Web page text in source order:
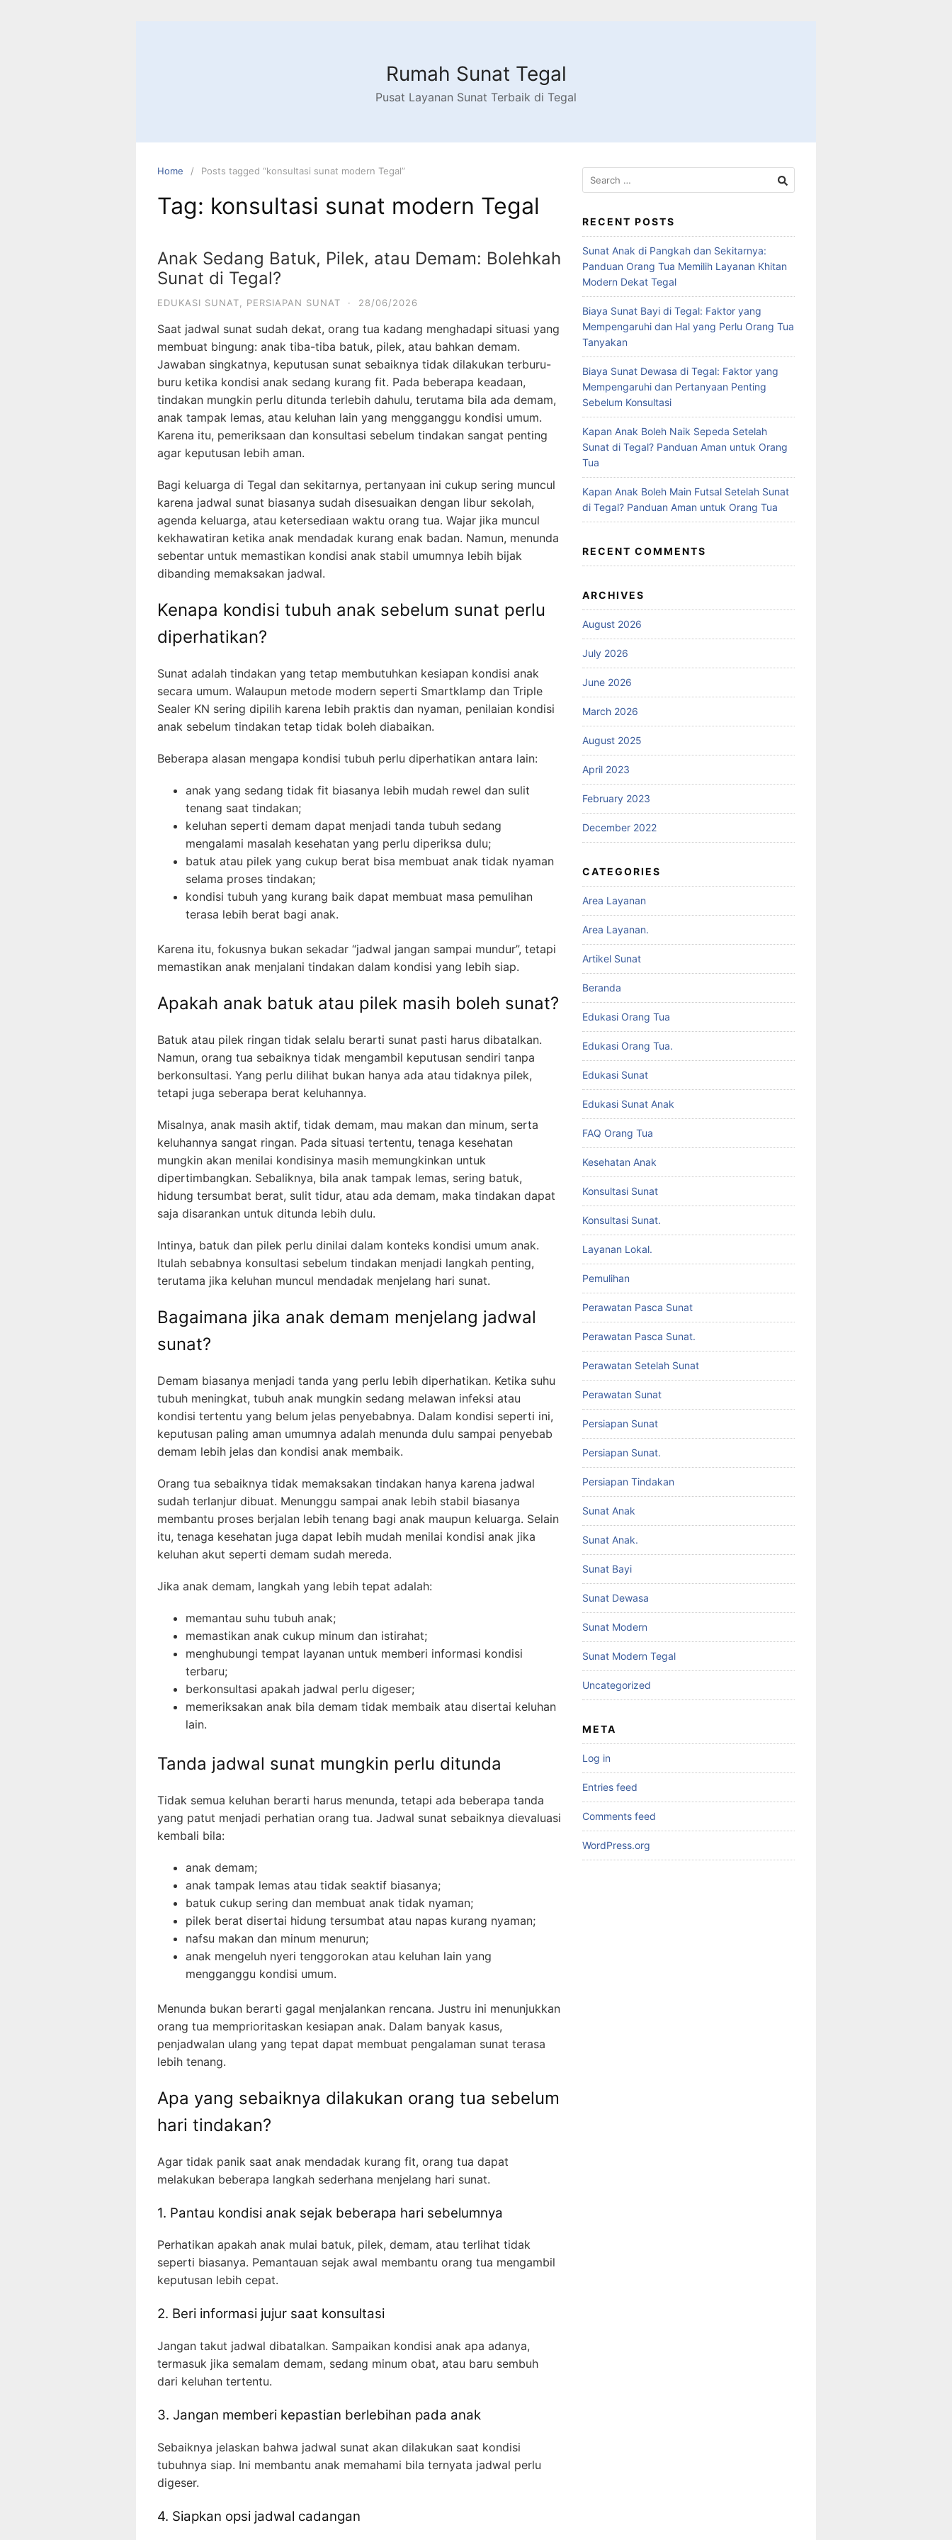
Rumah Sunat Tegal
Pusat Layanan Sunat Terbaik di Tegal
Home Posts tagged “konsultasi sunat modern Tegal”
Tag: konsultasi sunat modern Tegal
Anak Sedang Batuk, Pilek, atau Demam: Bolehkah
Sunat di Tegal?
EDUKASI SUNAT PERSIAPAN SUNAT · 28/06/2026
Saat jadwal sunat sudah dekat, orang tua kadang menghadapi situasi yang
membuat bingung: anak tiba-tiba batuk, pilek, atau bahkan demam.
Jawaban singkatnya, keputusan sunat sebaiknya tidak dilakukan terburu-
buru ketika kondisi anak sedang kurang fit. Pada beberapa keadaan,
tindakan mungkin perlu ditunda terlebih dahulu, terutama bila ada demam,
anak tampak lemas, atau keluhan lain yang mengganggu kondisi umum.
Karena itu, pemeriksaan dan konsultasi sebelum tindakan sangat penting
agar keputusan lebih aman.
Bagi keluarga di Tegal dan sekitarnya, pertanyaan ini cukup sering muncul
karena jadwal sunat biasanya sudah disesuaikan dengan libur sekolah,
agenda keluarga, atau ketersediaan waktu orang tua. Wajar jika muncul
kekhawatiran ketika anak mendadak kurang enak badan. Namun, menunda
sebentar untuk memastikan kondisi anak stabil umumnya lebih bijak
dibanding memaksakan jadwal.
Kenapa kondisi tubuh anak sebelum sunat perlu
diperhatikan?
Sunat adalah tindakan yang tetap membutuhkan kesiapan kondisi anak
secara umum. Walaupun metode modern seperti Smartklamp dan Triple
Sealer KN sering dipilih karena lebih praktis dan nyaman, penilaian kondisi
anak sebelum tindakan tetap tidak boleh diabaikan.
Beberapa alasan mengapa kondisi tubuh perlu diperhatikan antara lain:
anak yang sedang tidak fit biasanya lebih mudah rewel dan sulit
tenang saat tindakan;
keluhan seperti demam dapat menjadi tanda tubuh sedang
mengalami masalah kesehatan yang perlu diperiksa dulu;
batuk atau pilek yang cukup berat bisa membuat anak tidak nyaman
selama proses tindakan;
kondisi tubuh yang kurang baik dapat membuat masa pemulihan
terasa lebih berat bagi anak.
Karena itu, fokusnya bukan sekadar “jadwal jangan sampai mundur”, tetapi
memastikan anak menjalani tindakan dalam kondisi yang lebih siap.
Apakah anak batuk atau pilek masih boleh sunat?
Batuk atau pilek ringan tidak selalu berarti sunat pasti harus dibatalkan.
Namun, orang tua sebaiknya tidak mengambil keputusan sendiri tanpa
berkonsultasi. Yang perlu dilihat bukan hanya ada atau tidaknya pilek,
tetapi juga seberapa berat keluhannya.
Misalnya, anak masih aktif, tidak demam, mau makan dan minum, serta
keluhannya sangat ringan. Pada situasi tertentu, tenaga kesehatan
mungkin akan menilai kondisinya masih memungkinkan untuk
dipertimbangkan. Sebaliknya, bila anak tampak lemas, sering batuk,
hidung tersumbat berat, sulit tidur, atau ada demam, maka tindakan dapat
saja disarankan untuk ditunda lebih dulu.
Intinya, batuk dan pilek perlu dinilai dalam konteks kondisi umum anak.
Itulah sebabnya konsultasi sebelum tindakan menjadi langkah penting,
terutama jika keluhan muncul mendadak menjelang hari sunat.
Bagaimana jika anak demam menjelang jadwal
sunat?
Demam biasanya menjadi tanda yang perlu lebih diperhatikan. Ketika suhu
tubuh meningkat, tubuh anak mungkin sedang melawan infeksi atau
kondisi tertentu yang belum jelas penyebabnya. Dalam kondisi seperti ini,
keputusan paling aman umumnya adalah menunda dulu sampai penyebab
demam lebih jelas dan kondisi anak membaik.
Orang tua sebaiknya tidak memaksakan tindakan hanya karena jadwal
sudah terlanjur dibuat. Menunggu sampai anak lebih stabil biasanya
membantu proses berjalan lebih tenang bagi anak maupun keluarga. Selain
itu, tenaga kesehatan juga dapat lebih mudah menilai kondisi anak jika
keluhan akut seperti demam sudah mereda.
Jika anak demam, langkah yang lebih tepat adalah:
memantau suhu tubuh anak;
memastikan anak cukup minum dan istirahat;
menghubungi tempat layanan untuk memberi informasi kondisi
terbaru;
berkonsultasi apakah jadwal perlu digeser;
memeriksakan anak bila demam tidak membaik atau disertai keluhan
lain.
Tanda jadwal sunat mungkin perlu ditunda
Tidak semua keluhan berarti harus menunda, tetapi ada beberapa tanda
yang patut menjadi perhatian orang tua. Jadwal sunat sebaiknya dievaluasi
kembali bila:
anak demam;
anak tampak lemas atau tidak seaktif biasanya;
batuk cukup sering dan membuat anak tidak nyaman;
pilek berat disertai hidung tersumbat atau napas kurang nyaman;
nafsu makan dan minum menurun;
anak mengeluh nyeri tenggorokan atau keluhan lain yang
mengganggu kondisi umum.
Menunda bukan berarti gagal menjalankan rencana. Justru ini menunjukkan
orang tua memprioritaskan kesiapan anak. Dalam banyak kasus,
penjadwalan ulang yang tepat dapat membuat pengalaman sunat terasa
lebih tenang.
Apa yang sebaiknya dilakukan orang tua sebelum
hari tindakan?
Agar tidak panik saat anak mendadak kurang fit, orang tua dapat
melakukan beberapa langkah sederhana menjelang hari sunat.
1. Pantau kondisi anak sejak beberapa hari sebelumnya
Perhatikan apakah anak mulai batuk, pilek, demam, atau terlihat tidak
seperti biasanya. Pemantauan sejak awal membantu orang tua mengambil
keputusan lebih cepat.
2. Beri informasi jujur saat konsultasi
Jangan takut jadwal dibatalkan. Sampaikan kondisi anak apa adanya,
termasuk jika semalam demam, sedang minum obat, atau baru sembuh
dari keluhan tertentu.
3. Jangan memberi kepastian berlebihan pada anak
Sebaiknya jelaskan bahwa jadwal sunat akan dilakukan saat kondisi
tubuhnya siap. Ini membantu anak memahami bila ternyata jadwal perlu
digeser.
4. Siapkan opsi jadwal cadangan
Search
for:
RECENT POSTS
Sunat Anak di Pangkah dan Sekitarnya:
Panduan Orang Tua Memilih Layanan Khitan
Modern Dekat Tegal
Biaya Sunat Bayi di Tegal: Faktor yang
Mempengaruhi dan Hal yang Perlu Orang Tua
Tanyakan
Biaya Sunat Dewasa di Tegal: Faktor yang
Mempengaruhi dan Pertanyaan Penting
Sebelum Konsultasi
Kapan Anak Boleh Naik Sepeda Setelah
Sunat di Tegal? Panduan Aman untuk Orang
Tua
Kapan Anak Boleh Main Futsal Setelah Sunat
di Tegal? Panduan Aman untuk Orang Tua
RECENT COMMENTS
ARCHIVES
August 2026
July 2026
June 2026
March 2026
August 2025
April 2023
February 2023
December 2022
CATEGORIES
Area Layanan
Area Layanan.
Artikel Sunat
Beranda
Edukasi Orang Tua
Edukasi Orang Tua.
Edukasi Sunat
Edukasi Sunat Anak
FAQ Orang Tua
Kesehatan Anak
Konsultasi Sunat
Konsultasi Sunat.
Layanan Lokal.
Pemulihan
Perawatan Pasca Sunat
Perawatan Pasca Sunat.
Perawatan Setelah Sunat
Perawatan Sunat
Persiapan Sunat
Persiapan Sunat.
Persiapan Tindakan
Sunat Anak
Sunat Anak.
Sunat Bayi
Sunat Dewasa
Sunat Modern
Sunat Modern Tegal
Uncategorized
META
Log in
Entries feed
Comments feed
WordPress.org